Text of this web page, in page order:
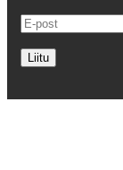
Liitu